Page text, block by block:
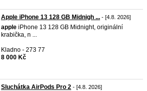
Apple iPhone 13 128 GB Midnigh ... - [4.8. 2026]
apple iPhone 13 128 GB Midnight, originální
krabička, n ...
Kladno - 273 77
8 000 Kč
Sluchátka AirPods Pro 2 - [4.8. 2026]